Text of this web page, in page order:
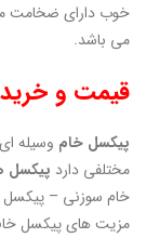
خوب دارای ضخامت
می باشد.
قیمت و
پیکسل خام وسیله
مختلفی دارد پیکسل
خام سوزنی – پیکسل
مزیت های پیکسل